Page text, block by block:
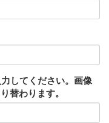
してください。画像
替わります。